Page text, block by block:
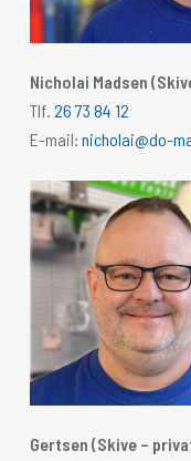
Nicholai Madsen
Tlf. 26 73 84 12
E-mail: nicholai@do-
Gertsen (Skive –